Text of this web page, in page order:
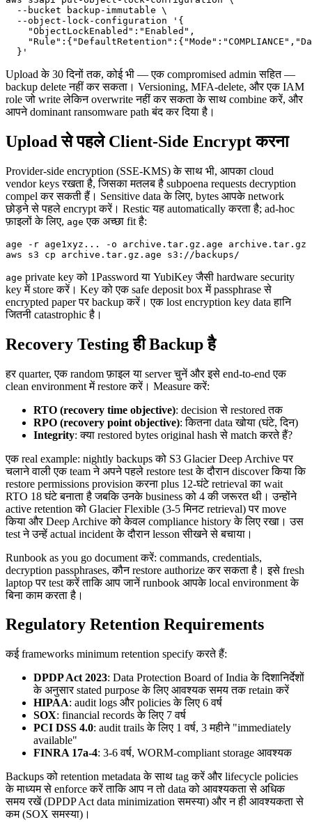
  --bucket backup-immutable \
  --object-lock-configuration '{
    "ObjectLockEnabled":"Enabled",
Upload के 30 दिनों तक, कोई भी — एक compromised admin सहित —
backup delete नहीं कर सकता। Versioning, MFA-delete, और एक IAM
role जो write लेकिन overwrite नहीं कर सकता के साथ combine करें, और
आपने dominant ransomware path बंद कर दिया है।
Upload से पहले Client-Side Encrypt करना
Provider-side encryption (SSE-KMS) के साथ भी, आपका cloud
vendor keys रखता है, जिसका मतलब है subpoena requests decryption
compel कर सकती हैं। Sensitive data के लिए, bytes आपके network
छोड़ने से पहले encrypt करें। Restic यह automatically करता है; ad-hoc
फ़ाइलों के लिए, age एक अच्छा fit है:
age -r age1xyz... -o archive.tar.gz.age archive.tar.gz
age private key को 1Password या YubiKey जैसी hardware security
key में store करें। Key को एक safe deposit box में passphrase से
encrypted paper पर backup करें। एक lost encryption key data हानि
जितनी catastrophic है।
Recovery Testing ही Backup है
हर quarter, एक random फ़ाइल या server चुनें और इसे end-to-end एक
clean environment में restore करें। Measure करें:
RTO (recovery time objective): decision से restored तक
RPO (recovery point objective): कितना data खोया (घंटे, दिन)
Integrity: क्या restored bytes original hash से match करते हैं?
एक real example: nightly backups को S3 Glacier Deep Archive पर
चलाने वाली एक team ने अपने पहले restore test के दौरान discover किया कि
restore permissions provision करना plus 12-घंटे retrieval का wait
RTO 18 घंटे बनाता है जबकि उनके business को 4 की जरूरत थी। उन्होंने
active retention को Glacier Flexible (3-5 मिनट retrieval) पर move
किया और Deep Archive को केवल compliance history के लिए रखा। उस
test ने उन्हें actual incident के दौरान lesson सीखने से बचाया।
Runbook as you go document करें: commands, credentials,
decryption passphrases, कौन restore authorize कर सकता है। इसे fresh
laptop पर test करें ताकि आप जानें runbook आपके local environment के
बिना काम करता है।
Regulatory Retention Requirements
कई frameworks minimum retention specify करते हैं:
DPDP Act 2023: Data Protection Board of India के दिशानिर्देशों
के अनुसार stated purpose के लिए आवश्यक समय तक retain करें
HIPAA: audit logs और policies के लिए 6 वर्ष
SOX: financial records के लिए 7 वर्ष
PCI DSS 4.0: audit trails के लिए 1 वर्ष, 3 महीने "immediately
available"
FINRA 17a-4: 3-6 वर्ष, WORM-compliant storage आवश्यक
Backups को retention metadata के साथ tag करें और lifecycle policies
के माध्यम से enforce करें ताकि आप न तो data को आवश्यकता से अधिक
समय रखें (DPDP Act data minimization समस्या) और न ही आवश्यकता से
कम (SOX समस्या)।